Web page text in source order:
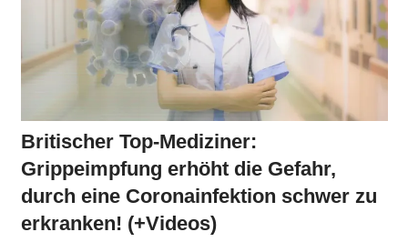
Britischer Top-Mediziner:
Grippeimpfung erhöht die Gefahr,
durch eine Coronainfektion schwer zu
erkranken! (+Videos)